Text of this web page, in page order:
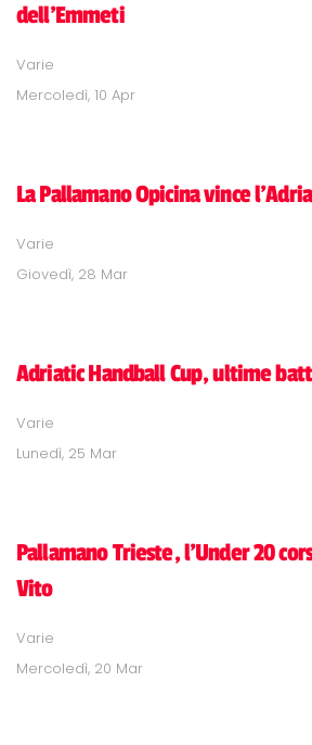
dell'Emmeti
Varie
Mercoledì, 10 Apr
La Pallamano Opicina vince
Varie
Giovedì, 28 Mar
Adriatic Handball Cup, ultime
Varie
Lunedì, 25 Mar
Pallamano Trieste, l'Under 20
Vito
Varie
Mercoledì, 20 Mar